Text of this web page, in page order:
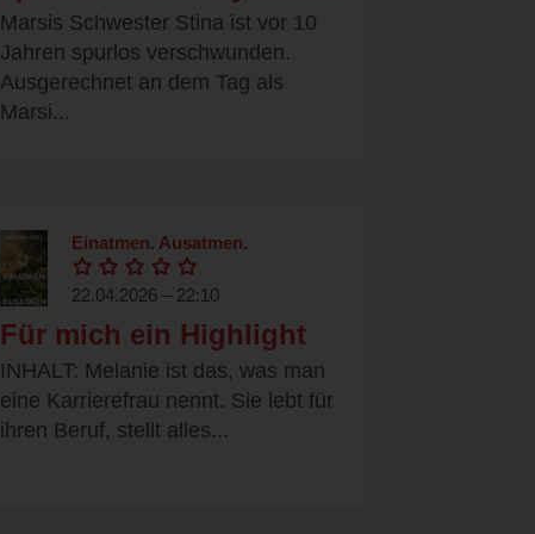
Marsis Schwester Stina ist vor 10
Jahren spurlos verschwunden.
Ausgerechnet an dem Tag als
Marsi...
Einatmen. Ausatmen.
22.04.2026 – 22:10
Für mich ein Highlight
INHALT: Melanie ist das, was man
eine Karrierefrau nennt. Sie lebt für
ihren Beruf, stellt alles...